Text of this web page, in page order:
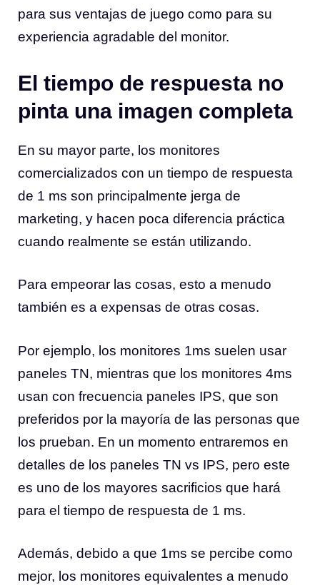
para sus ventajas de juego como para su
experiencia agradable del monitor.
El tiempo de respuesta no
pinta una imagen completa
En su mayor parte, los monitores
comercializados con un tiempo de respuesta
de 1 ms son principalmente jerga de
marketing, y hacen poca diferencia práctica
cuando realmente se están utilizando.
Para empeorar las cosas, esto a menudo
también es a expensas de otras cosas.
Por ejemplo, los monitores 1ms suelen usar
paneles TN, mientras que los monitores 4ms
usan con frecuencia paneles IPS, que son
preferidos por la mayoría de las personas que
los prueban. En un momento entraremos en
detalles de los paneles TN vs IPS, pero este
es uno de los mayores sacrificios que hará
para el tiempo de respuesta de 1 ms.
Además, debido a que 1ms se percibe como
mejor, los monitores equivalentes a menudo